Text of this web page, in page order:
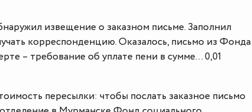
извещение о заказном письме. Заполнил
корреспонденцию. Оказалось, письмо из Фонда
– требование об уплате пени в сумме… 0,01
пересылки: чтобы послать заказное письмо